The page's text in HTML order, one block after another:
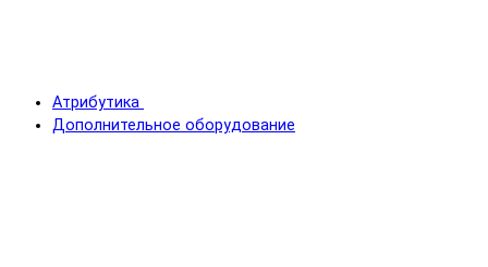
Атрибутика
Дополнительное оборудование